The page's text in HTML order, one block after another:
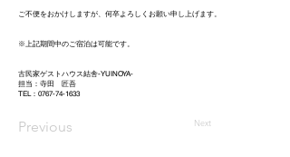
ご不便をおかけしますが、何卒よろしくお願い申し上げます。
※上記期間中のご宿泊は可能です。
古民家ゲストハウス結舎-YUINOYA-
担当：寺田 匠吾
TEL：0767-74-1633
Previous Next